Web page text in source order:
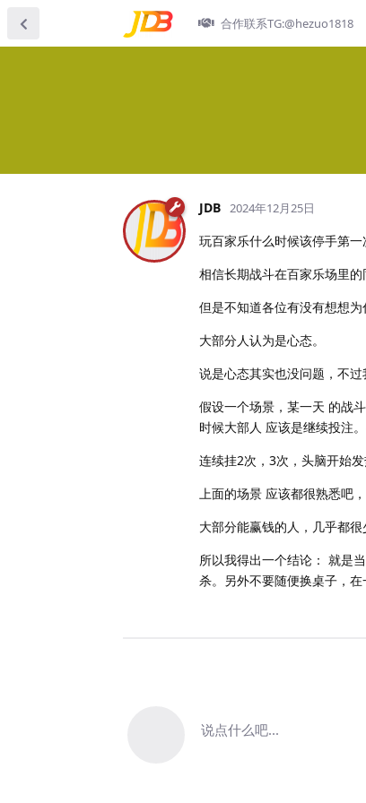
合作联系TG:@hezuo1818
JDB 2024年12月25日
玩百家乐什么时候该停手第
相信长期战斗在百家乐场里的
但是不知道各位有没有想想
大部分人认为是心态。
说是心态其实也没问题，不过
假设一个场景，某一天 的战
时候大部人 应该是继续投注。
连续挂2次，3次，头脑开始
上面的场景 应该都很熟悉吧
大部分能赢钱的人，几乎都
所以我得出一个结论： 就是
杀。另外不要随便换桌子，在
说点什么吧...